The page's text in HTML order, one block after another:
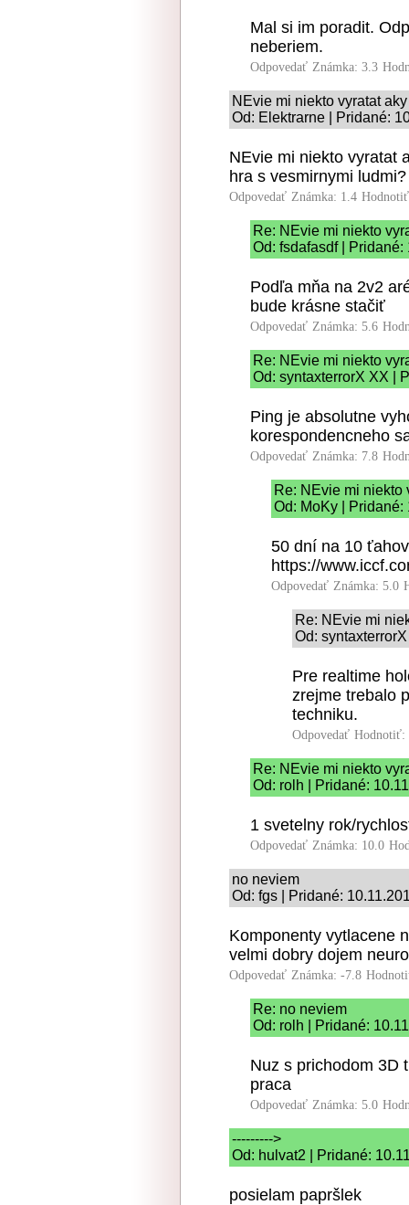
Mal si im poradit.
neberiem.
Odpovedať Známka: 3.3
NEvie mi niekto vyratat
Od: Elektrarne | Pridané:
NEvie mi niekto vyratat
hra s vesmirnymi ludmi?
Odpovedať Známka: 1.4
Re: NEvie mi niekto
Od: fsdafasdf | Pridané:
Podľa mňa na 2v2
bude krásne stačiť
Odpovedať Známka: 5.6
Re: NEvie mi niekto
Od: syntaxterrorX XX |
Ping je absolutne
korespondencneho
Odpovedať Známka: 7.8
Re: NEvie mi niekto
Od: MoKy | Pridané:
50 dní na 10 ťahov
https://
Odpovedať Známka: 5.0
Re: NEvie mi
Od:
Pre realtime
zrejme trebalo
techniku.
Odpovedať Hodnotiť:
Re: NEvie mi niekto
Od: rolh | Pridané:
1 svetelny rok/
Odpovedať Známka: 10.0
no neviem
Od: fgs | Pridané:
Komponenty vytlacene
velmi dobry dojem
Odpovedať Známka: -7.8
Re: no neviem
Od: rolh | Pridané:
Nuz s prichodom 3D
praca
Odpovedať Známka: 5.0
--------->
Od: hulvat2 | Pridané:
posielam papršlek